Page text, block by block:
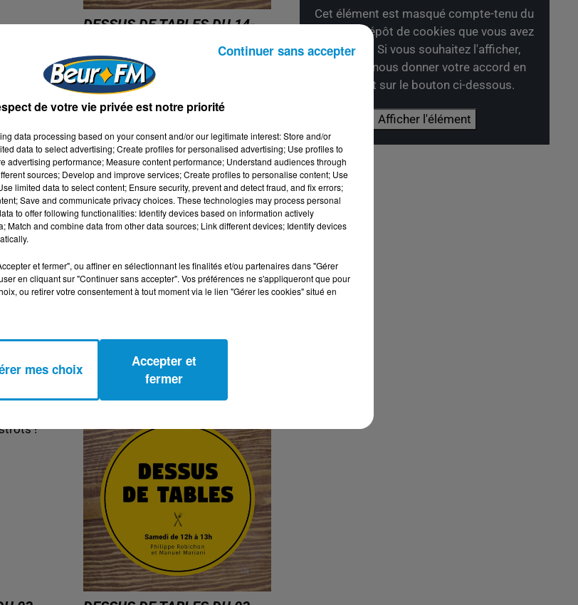
DESSUS DE TABLES DU 14-
DE BONHEUR" !
Dessus de Tables
07-
Dessus de Tables
Cet élément est masqué compte-tenu du
refus du dépôt de cookies que vous avez
exprimé. Si vous souhaitez l'afficher,
merci de nous donner votre accord en
cliquant sur le bouton ci-dessous.
Afficher l'élément
de votre vie privée est notre priorité
data processing based on your consent and/or our legitimate interest: Store and/or
data to select advertising; Create profiles for personalised advertising; Use profiles to
advertising performance; Measure content performance; Understand audiences through
sources; Develop and improve services; Create profiles to personalise content; Use
limited data to select content; Ensure security, prevent and detect fraud, and fix errors;
Save and communicate privacy choices. These technologies may process personal
to offer following functionalities: Identify devices based on information actively
Match and combine data from other data sources; Link different devices; Identify devices
et fermer", ou affiner en sélectionnant les finalités et/ou partenaires dans "Gérer
en cliquant sur "Continuer sans accepter". Vos préférences ne s'appliqueront que pour
ou retirer votre consentement à tout moment via le lien "Gérer les cookies" situé en
mes choix
Accepter et
fermer
Continuer sans accepter